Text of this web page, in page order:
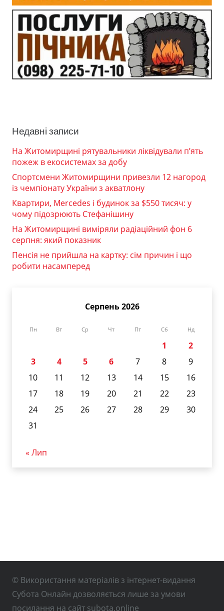
Недавні записи
На Житомирщині рятувальники ліквідували п’ять
пожеж в екосистемах за добу
Спортсмени Житомирщини привезли 12 нагород
із чемпіонату України з акватлону
Квартири, Mercedes і будинок за $550 тисяч: у
чому підозрюють Стефанішину
На Житомирщині виміряли радіаційний фон 6
серпня: який показник
Пенсія не прийшла на картку: сім причин і що
робити насамперед
Серпень 2026
Пн Вт Ср Чт Пт Сб Нд
1
2
3
4 5 6 7 8
9
10
11 12 13 14 15
16
17
18 19 20 21 22
23
24
25 26 27 28 29
30
31
« Лип
© Використання матеріалів з інтернет-видання
Субота Онлайн дозволяється лише за умови
посилання на сайт subota.online